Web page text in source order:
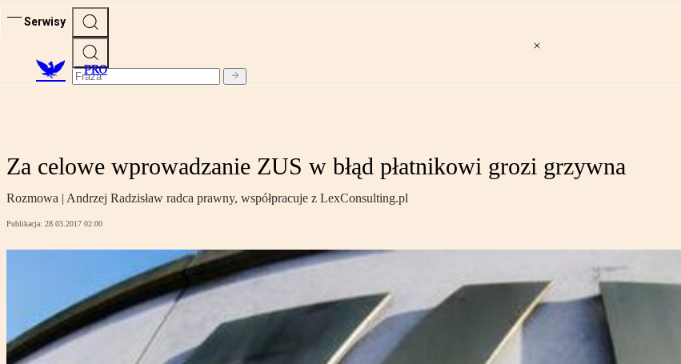
Serwisy
PRO
Za celowe wprowadzanie ZUS w błąd płatnikowi grozi grzywna
Rozmowa | Andrzej Radzisław radca prawny, współpracuje z LexConsulting.pl
Publikacja: 28.03.2017 02:00